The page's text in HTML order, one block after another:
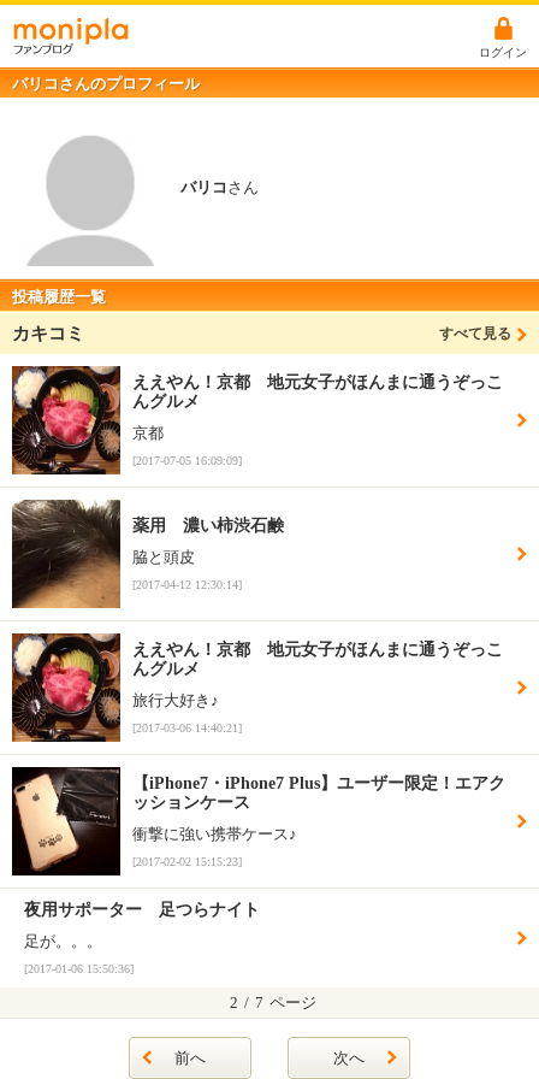
ログイン
バリコさんのプロフィール
バリコ さん
投稿履歴一覧
カキコミ すべて見る
ええやん！京都 地元女子がほんまに通うぞっこ
んグルメ
京都
[2017-07-05 16:09:09]
薬用 濃い柿渋石鹸
脇と頭皮
[2017-04-12 12:30:14]
ええやん！京都 地元女子がほんまに通うぞっこ
んグルメ
旅行大好き♪
[2017-03-06 14:40:21]
【iPhone7・iPhone7 Plus】ユーザー限定！エアク
ッションケース
衝撃に強い携帯ケース♪
[2017-02-02 15:15:23]
夜用サポーター 足つらナイト
足が。。。
[2017-01-06 15:50:36]
2 / 7 ページ
前へ 次へ